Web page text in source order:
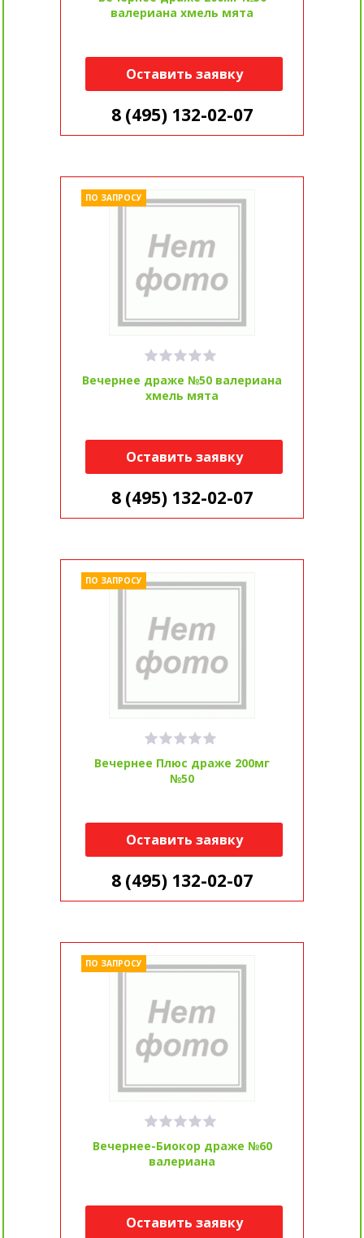
валериана хмель мята
Оставить заявку
8 (495) 132-02-07
Вечернее драже №50 валериана
хмель мята
ПО ЗАПРОСУ
Оставить заявку
8 (495) 132-02-07
Вечернее Плюс драже 200мг
№50
ПО ЗАПРОСУ
Оставить заявку
8 (495) 132-02-07
Вечернее-Биокор драже №60
валериана
ПО ЗАПРОСУ
Оставить заявку